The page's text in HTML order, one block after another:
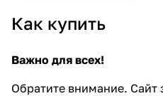
Как купить
Важно для всех!
Обратите внимание. Сайт